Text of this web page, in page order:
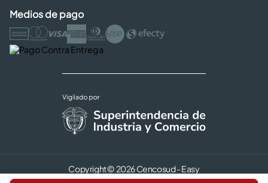
Medios de pago
Copyright © 2026 Cencosud - Easy
Términos y Condiciones |